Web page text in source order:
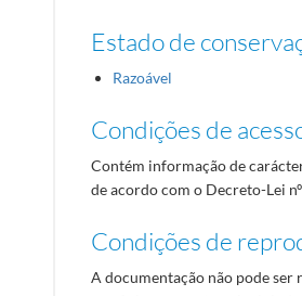
Estado de
Razoável
Condições de
Contém informação de
de acordo com o Decreto-Lei
Condições de
A documentação não pode